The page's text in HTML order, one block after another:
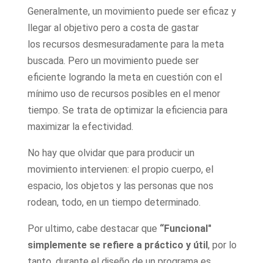
Generalmente, un movimiento puede ser eficaz y
llegar al objetivo pero a costa de gastar
los recursos desmesuradamente para la meta
buscada. Pero un movimiento puede ser
eficiente logrando la meta en cuestión con el
mínimo uso de recursos posibles en el menor
tiempo. Se trata de optimizar la eficiencia para
maximizar la efectividad.
No hay que olvidar que para producir un
movimiento intervienen: el propio cuerpo, el
espacio, los objetos y las personas que nos
rodean, todo, en un tiempo determinado.
Por ultimo, cabe destacar que “Funcional"
simplemente se refiere a práctico y útil , por lo